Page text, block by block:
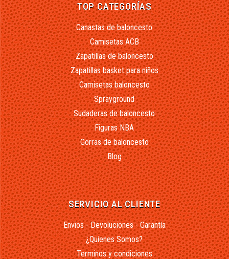
TOP CATEGORÍAS
Canastas de baloncesto
Camisetas ACB
Zapatillas de baloncesto
Zapatillas basket para niños
Camisetas baloncesto
Sprayground
Sudaderas de baloncesto
Figuras NBA
Gorras de baloncesto
Blog
SERVICIO AL CLIENTE
Envios - Devoluciones - Garantía
¿Quienes Somos?
Terminos y condiciones